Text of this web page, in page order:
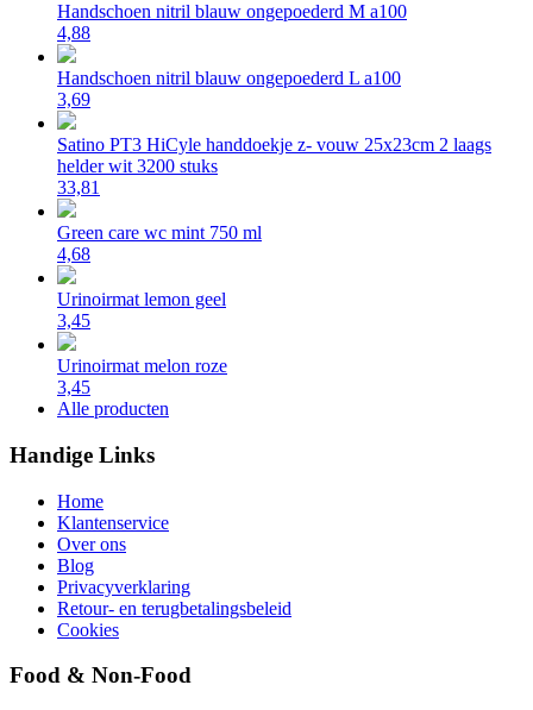
Handschoen nitril blauw ongepoederd M a100
4,88
Handschoen nitril blauw ongepoederd L a100
3,69
Satino PT3 HiCyle handdoekje z- vouw 25x23cm 2 laags
helder wit 3200 stuks
33,81
Green care wc mint 750 ml
4,68
Urinoirmat lemon geel
3,45
Urinoirmat melon roze
3,45
Alle producten
Handige Links
Home
Klantenservice
Over ons
Blog
Privacyverklaring
Retour- en terugbetalingsbeleid
Cookies
Food & Non-Food